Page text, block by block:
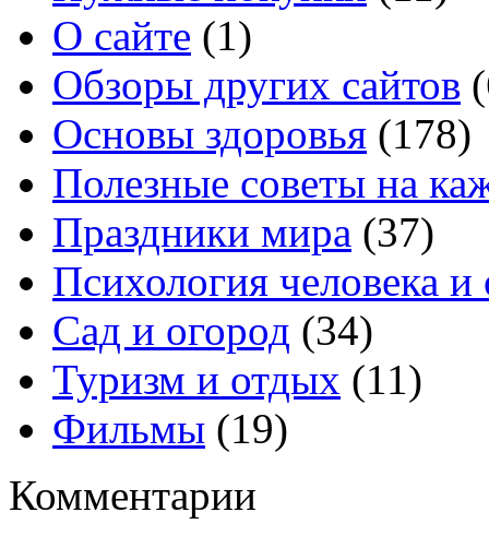
О сайте (1)
Обзоры других сайтов
Основы здоровья (178)
Полезные советы на
Праздники мира (37)
Психология человека
Сад и огород (34)
Туризм и отдых (11)
Фильмы (19)
Комментарии